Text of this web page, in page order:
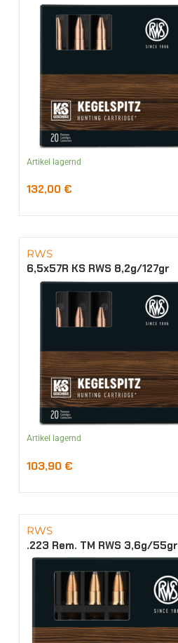
Artikel lagernd
132,00 €
RWS
6,5x57R KS RWS 8,2g/127gr
Artikel lagernd
103,90 €
RWS
.223 Rem. TM RWS 3,6g/55gr